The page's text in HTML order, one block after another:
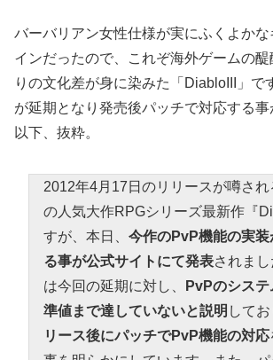
バーバリアン女性仕様が実にふくよか
インだったので、これぞ海外ゲームの
りの文化差が身に染みた「DiabloIII」で
が延期となり発売後パッチで対応する事
以下、抜粋。
2012年4月17日のリリースが噂さ
の人気大作RPGシリーズ最新作『
すが、本日、 今作のPvP機能の実装
る事が公式サイトにて発表されま
は今回の延期に対し、
PvPのシス
準値まで達していないと説明 して
リース後にパッチでPvP機能の対応